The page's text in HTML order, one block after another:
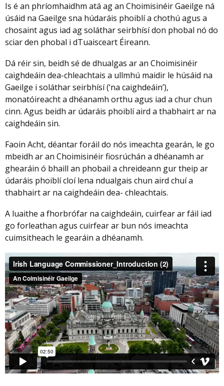
Is é an phríomhaidhm atá ag an Choimisinéir Gaeilge ná
úsáid na Gaeilge sna húdaráis phoiblí a chothú agus a
chosaint agus iad ag soláthar seirbhísí don phobal nó do
sciar den phobal i dTuaisceart Éireann.
Dá réir sin, beidh sé de dhualgas ar an Choimisinéir
caighdeáin dea-chleachtais a ullmhú maidir le húsáid na
Gaeilge i soláthar seirbhísí (‘na caighdeáin’),
monatóireacht a dhéanamh orthu agus iad a chur chun
cinn. Agus beidh ar údaráis phoiblí aird a thabhairt ar na
caighdeáin sin.
Faoin Acht, déantar foráil do nós imeachta gearán, le go
mbeidh ar an Choimisinéir fiosrúchán a dhéanamh ar
ghearáin ó bhaill an phobail a chreideann gur theip ar
údaráis phoiblí cloí lena ndualgais chun aird chuí a
thabhairt ar na caighdeáin dea- chleachtais.
A luaithe a fhorbrófar na caighdeáin, cuirfear ar fáil iad
go forleathan agus cuirfear ar bun nós imeachta
cuimsitheach le gearáin a dhéanamh.